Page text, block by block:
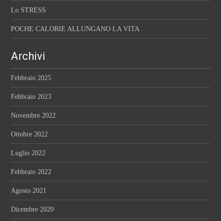
Lo STRESS
POCHE CALORIE ALLUNGANO LA VITA
Archivi
Febbraio 2025
Febbraio 2023
Novembre 2022
Ottobre 2022
Luglio 2022
Febbraio 2022
Agosto 2021
Dicembre 2020